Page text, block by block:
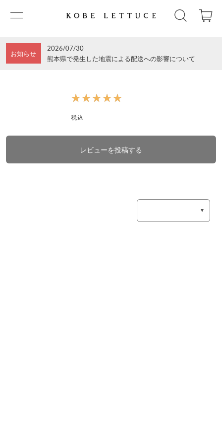
お知らせ
2026/07/30
熊本県で発生した地震による配送への影響について
★★★★★
★★★★★
税込
レビューを投稿する